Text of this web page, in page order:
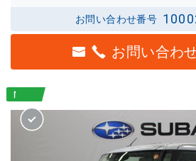
お問い合わせ番号
お問い合わ